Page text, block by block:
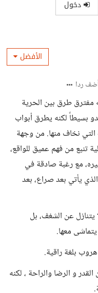
دخول
الأفضل
ردا
طرق بين الحرية
بسيطاً لكنه يطرق أبواب
التي نخاف منها. من وجهة
تنبع من فهم عميق للواقع،
مع رغبة صادقة في
يأتي بعد صراع، بعد
يتنازل عن الشغف، بل
معها.
بلغة راقية.
و الرضا والراحة ، لكنه